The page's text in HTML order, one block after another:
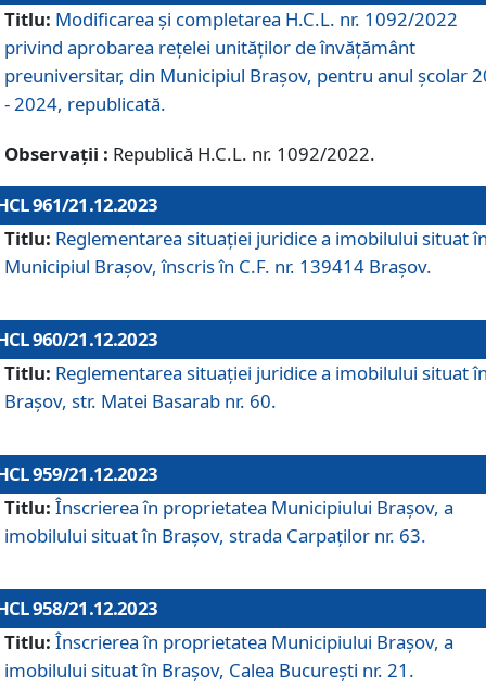
Titlu: Modificarea și completarea H.C.L. nr. 1092/2022
privind aprobarea rețelei unităților de învăţământ
preuniversitar, din Municipiul Braşov, pentru anul școlar
- 2024, republicată.
Observații : Republică H.C.L. nr. 1092/2022.
961/21.12.2023
Titlu: Reglementarea situației juridice a imobilului situat
Municipiul Brașov, înscris în C.F. nr. 139414 Brașov.
960/21.12.2023
Titlu: Reglementarea situației juridice a imobilului situat
Brașov, str. Matei Basarab nr. 60.
959/21.12.2023
Titlu: Înscrierea în proprietatea Municipiului Brașov, a
imobilului situat în Brașov, strada Carpaților nr. 63.
958/21.12.2023
Titlu: Înscrierea în proprietatea Municipiului Brașov, a
imobilului situat în Brașov, Calea București nr. 21.